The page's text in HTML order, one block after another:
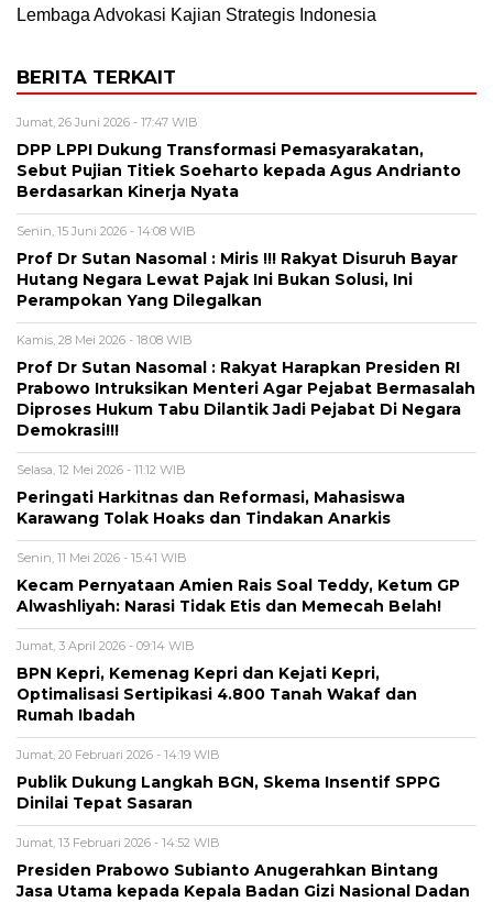
Lembaga Advokasi Kajian Strategis Indonesia
BERITA TERKAIT
Jumat, 26 Juni 2026 - 17:47 WIB
DPP LPPI Dukung Transformasi Pemasyarakatan,
Sebut Pujian Titiek Soeharto kepada Agus Andrianto
Berdasarkan Kinerja Nyata
Senin, 15 Juni 2026 - 14:08 WIB
Prof Dr Sutan Nasomal : Miris !!! Rakyat Disuruh Bayar
Hutang Negara Lewat Pajak Ini Bukan Solusi, Ini
Perampokan Yang Dilegalkan
Kamis, 28 Mei 2026 - 18:08 WIB
Prof Dr Sutan Nasomal : Rakyat Harapkan Presiden RI
Prabowo Intruksikan Menteri Agar Pejabat Bermasalah
Diproses Hukum Tabu Dilantik Jadi Pejabat Di Negara
Demokrasi!!!
Selasa, 12 Mei 2026 - 11:12 WIB
Peringati Harkitnas dan Reformasi, Mahasiswa
Karawang Tolak Hoaks dan Tindakan Anarkis
Senin, 11 Mei 2026 - 15:41 WIB
Kecam Pernyataan Amien Rais Soal Teddy, Ketum GP
Alwashliyah: Narasi Tidak Etis dan Memecah Belah!
Jumat, 3 April 2026 - 09:14 WIB
BPN Kepri, Kemenag Kepri dan Kejati Kepri,
Optimalisasi Sertipikasi 4.800 Tanah Wakaf dan
Rumah Ibadah
Jumat, 20 Februari 2026 - 14:19 WIB
Publik Dukung Langkah BGN, Skema Insentif SPPG
Dinilai Tepat Sasaran
Jumat, 13 Februari 2026 - 14:52 WIB
Presiden Prabowo Subianto Anugerahkan Bintang
Jasa Utama kepada Kepala Badan Gizi Nasional Dadan